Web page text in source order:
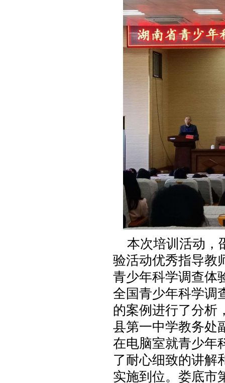
本次培训活动，
验活动优秀指导教
青少年科学调查体
全国青少年科学调
的案例进行了分析
县第一中学教务处
在电脑室就青少年
了耐心细致的讲解
实施到位。娄底市